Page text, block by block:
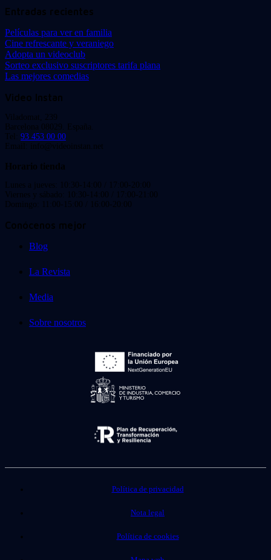
Entradas recientes
Películas para ver en familia
Cine refrescante y veraniego
Adopta un videoclub
Sorteo exclusivo suscriptores tarifa plana
Las mejores comedias
Video Instan
Viladomat, 239
Barcelona 08029. España.
Tel: 93 453 00 00
Email: info@videoinstan.net
Horario tienda
Lunes a jueves: 10:30-14:00 / 17:00-20:00
Viernes y sábado: 10:30-14:00 / 17:00-21:00
Domingo: 11:00-15:00 / 16:00-20:00
Conócenos mejor
Blog
La Revista
Media
Sobre nosotros
Política de privacidad
Nota legal
Política de cookies